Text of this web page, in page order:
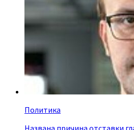
Политика
Названа причина отставки